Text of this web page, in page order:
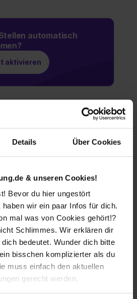
Details Über Cookies
& unseren Cookies!
Bevor du hier ungestört
wir ein paar Infos für dich.
mal was von Cookies gehört!?
Schlimmes. Wir erklären dir
bedeutet. Wunder dich bitte
bisschen komplizierter als du
muss einfach den aktuellen
gerecht werden.
automatisch
aktivieren
IGNW lernst du schon früh,
Neben den typischen
Bereich - erhältst du
und schaust auch mal über
Denn gebaut wird immer!
Nordwest mbH